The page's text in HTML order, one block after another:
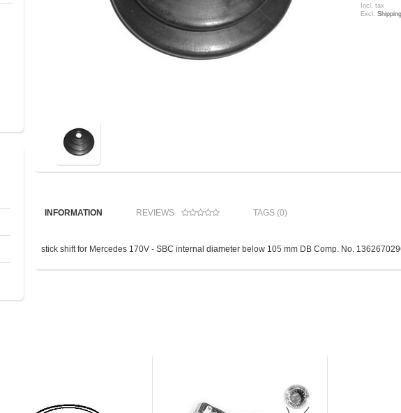
Incl. tax
Excl.
INFORMATION REVIEWS TAGS (0)
stick shift for Mercedes 170V - SBC internal diameter below 105 mm DB Comp. No.